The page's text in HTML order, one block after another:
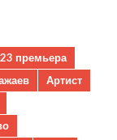
премьера
Артист